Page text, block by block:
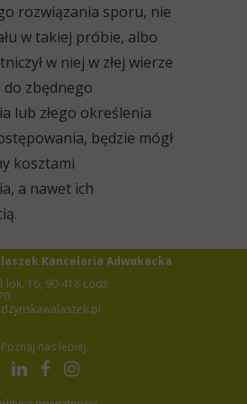
rozwiązania sporu, nie
w takiej próbie, albo
w niej w złej wierze
zbędnego
lub złego określenia
będzie mógł
kosztami
a nawet ich
Kancelaria Adwokacka
lok. 16, 90-418 Łódź
Poznaj nas lepiej: